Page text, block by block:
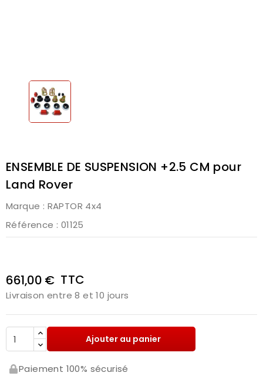
ENSEMBLE DE SUSPENSION +2.5 CM pour
Land Rover
Marque : RAPTOR 4x4
Référence : 01125
661,00 € TTC
Livraison entre 8 et 10 jours
Ajouter au panier
Paiement 100% sécurisé